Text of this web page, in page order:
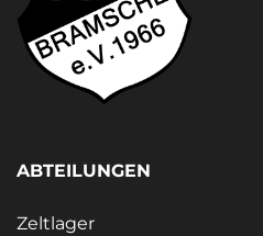
ABTEILUNGEN
Zeltlager